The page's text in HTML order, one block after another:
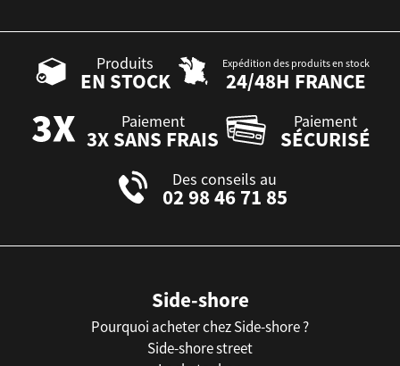
Produits
EN STOCK
Expédition des produits en stock
24/48H FRANCE
Paiement
3X SANS FRAIS
Paiement
SÉCURISÉ
Des conseils au
02 98 46 71 85
Side-shore
Pourquoi acheter chez Side-shore ?
Side-shore street